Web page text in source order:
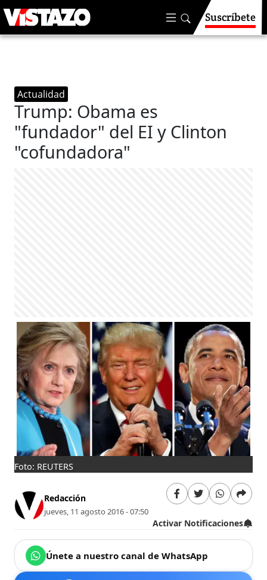
Suscríbete
Actualidad
Trump: Obama es
"fundador" del EI y Clinton
"cofundadora"
Foto: REUTERS
Redacción
jueves, 11 agosto 2016 - 07:50
Activar Notificaciones
Únete a nuestro canal de WhatsApp